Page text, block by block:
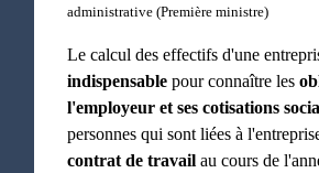
administrative (Première ministre)
Le calcul des effectifs d'une
indispensable pour connaître les
l'employeur et ses cotisations
personnes qui sont liées à
contrat de travail au cours de